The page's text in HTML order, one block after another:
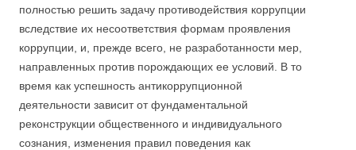
полностью решить задачу противодействия коррупции
вследствие их несоответствия формам проявления
коррупции, и, прежде всего, не разработанности мер,
направленных против порождающих ее условий. В то
время как успешность антикоррупционной
деятельности зависит от фундаментальной
реконструкции общественного и индивидуального
сознания, изменения правил поведения как